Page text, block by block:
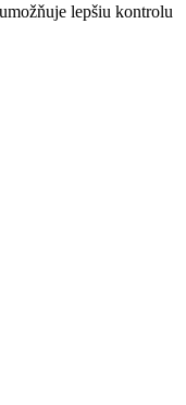
lepšiu kontrolu